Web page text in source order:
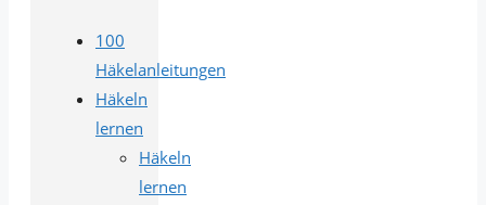
100
Häkelanleitungen
Häkeln
lernen
Häkeln
lernen